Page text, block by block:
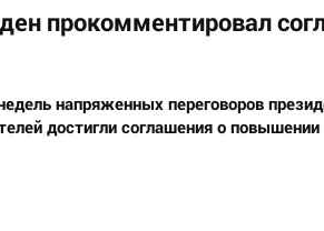
прокомментировал
напряженных переговоров
достигли соглашения о повышении